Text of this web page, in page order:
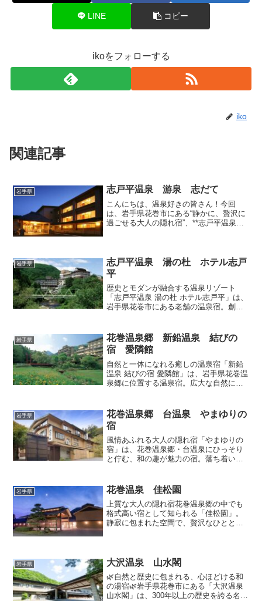
LINE コピー
ikoをフォローする
iko
関連記事
岩手県 志戸平温泉 游泉 志だて
こんにちは、温泉好きの皆さん！今回
は、岩手県花巻市にある“静かに、贅沢に
過ごせる大人の隠れ宿”、**志戸平温泉
て、自分をリセット...
岩手県
志戸平温泉 湯の杜 ホテル志戸
平
歴史とモダンが融合する温泉リゾート
「志戸平温泉 湯の杜 ホテル志戸平」は、
岩手県花巻市にある老舗の温泉宿。創業
な温泉が楽しめる温泉リゾートです。開
放感あふれる館内館...
岩手県
花巻温泉郷 新鉛温泉 結びの
宿 愛隣館
自然と一体になれる癒しの温泉宿「新鉛
温泉 結びの宿 愛隣館」は、岩手県花巻温
泉郷に位置する温泉宿。広大な自然に囲
カップル、グループでの宿泊にも最適
な、心温まるおもてな...
岩手県
花巻温泉郷 台温泉 やまゆりの
宿
風情あふれる大人の隠れ宿「やまゆりの
宿」は、花巻温泉郷・台温泉にひっそり
と佇む、和の趣が魅力の宿。落ち着いた
趣ある和の客室客室は全て和の趣を大切
にした造りで、畳の香りが...
岩手県 花巻温泉 佳松園
上質な大人の隠れ宿花巻温泉郷の中でも
格式高い宿として知られる「佳松園」。
静寂に包まれた空間で、贅沢なひととき
が揃い、ゆったりとした時間...
岩手県 大沢温泉 山水閣
🌿自然と歴史に包まれる、心ほどける和
の湯宿🌿岩手県花巻市にある「大沢温泉
山水閣」は、300年以上の歴史を誇る名